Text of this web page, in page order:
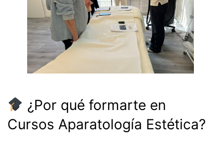
¿Por qué formarte en
Cursos Aparatología Estética?